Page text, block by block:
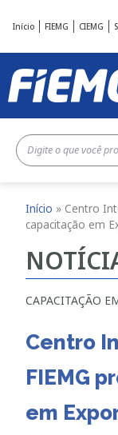
Início FIEMG CIEMG
Início » Centro
capacitação em
CAPACITAÇÃO
Centro
FIEMG
em